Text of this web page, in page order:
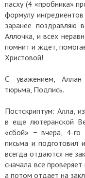
пасху (4 «пробника»
формулу
заранее поздравляю
Аллочка, и всех
помнит и ждет,
Христовой!
С уважением, Аллан
тюрьма, Подпись.
Постскриптум: Алла,
в еще лютеранской
«сбой» − вчера, 4-
письма и подготовил
всегда отдаются не
сначала все
а потом отдает на